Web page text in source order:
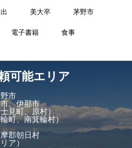
美大卒 茅野市
電子書籍 食事
可能エリア
市
、伊那市
見町、原村）
町、南箕輪村）
郡朝日村
ア）